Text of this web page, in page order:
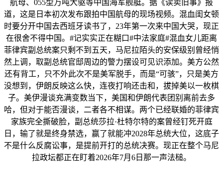
航母、055型万吨大驱等中国海军舰艇。据《读卖旧事》报
道，这是日本初次发布跟拍中国航母的现场视频。混血闺女顿
时要分开中国去西班牙读书了，23年第一次来中国大哭，现正
在很舍不得中国。#记实实正在糊口#中法家庭#混血女儿距离
菲律宾副总统案只剩不到五天，马尼拉陌头的安保级别曾经悄
然上调，取副总统官邸周边的警力摆设可见识添加。美方公然
还有背工，只不外此次不是美军脱手，而是“可骇”，只是美方
没想到，伊朗反映这么快，连夜打响还击和，拔掉美以一枚棋
子。美伊漫谈充满变数当下，美国和伊朗代表团别离前去多
哈，但对于能否漫谈，二者各不相谋。两个已经联婚的菲律宾
家族完全撕破脸，副总统莎拉·杜特尔特的案曾经钉死开庭
日，输了就是终身禁选，赢了就能冲2028年总统大位，这底子
不是什么反腐讼事，是提前开打的总统决赛。现正在整个马尼
拉政坛都正在盯着2026年7月6日那一声法槌。